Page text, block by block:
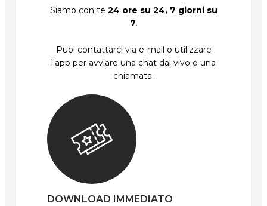
Siamo con te 24 ore su 24, 7 giorni su
7.
Puoi contattarci via e-mail o utilizzare
l'app per avviare una chat dal vivo o una
chiamata.
DOWNLOAD IMMEDIATO